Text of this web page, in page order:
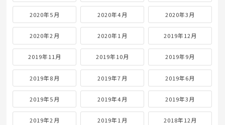
2020年5月 2020年4月 2020年3月
2020年2月 2020年1月 2019年12月
2019年11月 2019年10月 2019年9月
2019年8月 2019年7月 2019年6月
2019年5月 2019年4月 2019年3月
2019年2月 2019年1月 2018年12月